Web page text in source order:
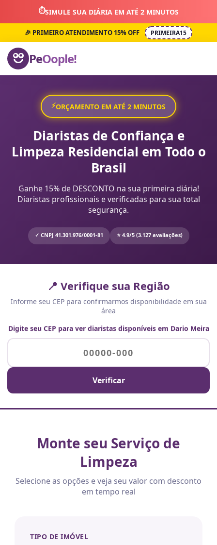
⏱️SIMULE SUA DIÁRIA EM ATÉ 2 MINUTOS
🎉 PRIMEIRO ATENDIMENTO 15% OFF PRIMEIRA15
PeOople!
⚡ORÇAMENTO EM ATÉ 2 MINUTOS
Diaristas de Confiança e
Limpeza Residencial em Todo o
Brasil
Ganhe 15% de DESCONTO na sua primeira diária!
Diaristas profissionais e verificadas para sua total
segurança.
✓ CNPJ 41.301.976/0001-81 ⭐ 4.9/5 (3.127 avaliações)
📍 Verifique sua Região
Informe seu CEP para confirmarmos disponibilidade em sua
área
Digite seu CEP para ver diaristas disponíveis em Dario Meira
Verificar
Monte seu Serviço de
Limpeza
Selecione as opções e veja seu valor com desconto
em tempo real
TIPO DE IMÓVEL